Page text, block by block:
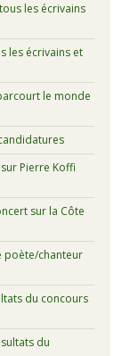
les écrivains
les écrivains et
le monde
Pierre Koffi
sur la Côte
poète/chanteur
du concours
du